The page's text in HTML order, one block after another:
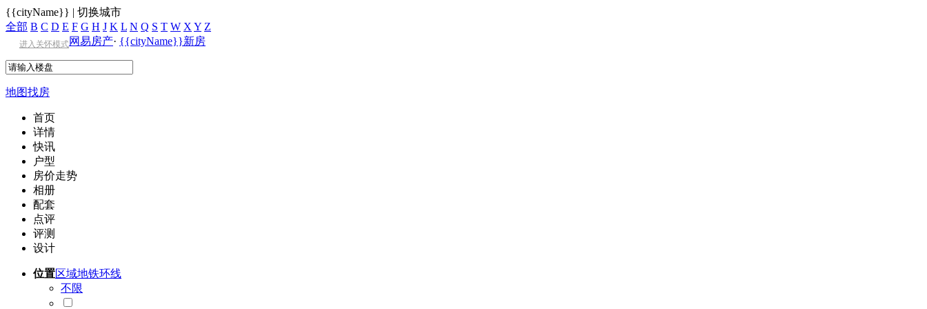
{{cityName}} | 切换城市
全部 B C D E F G H J K L N Q S T W X Y Z
进入关怀模式网易房产· {{cityName}}新房
地图找房
首页
详情
快讯
户型
房价走势
相册
配套
点评
评测
设计
位置区域地铁环线
不限